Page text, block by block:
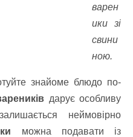
варен
ики зі
свини
ною.
знайоме блюдо по-
дарує особливу
неймовірно
можна подавати із